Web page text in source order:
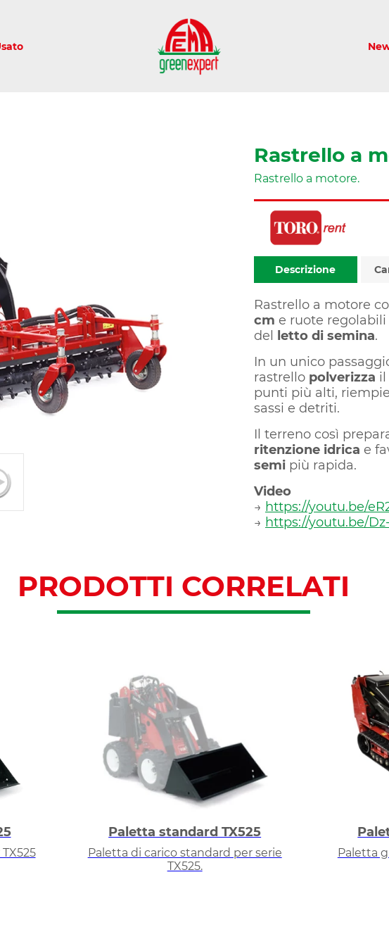
Rastrello a
Rastrello a motore.
Descrizione
Rastrello a motore
cm e ruote
del letto di semina.
In un unico
rastrello polverizza il
punti più alti,
sassi e detriti.
Il terreno così
ritenzione idrica e
semi più rapida.
Video
→ https://youtu.be/
→ https://youtu.be/
PRODOTTI CORRELATI
Paletta standard TX525
Paletta di carico standard per serie
TX525.
Paletta